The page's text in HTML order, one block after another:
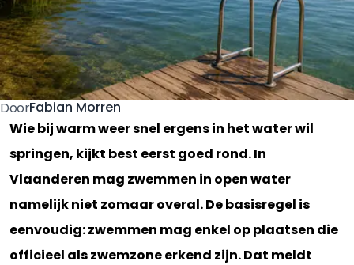
DoorFabian Morren
Wie bij warm weer snel ergens in het water wil
springen, kijkt best eerst goed rond. In
Vlaanderen mag zwemmen in open water
namelijk niet zomaar overal. De basisregel is
eenvoudig: zwemmen mag enkel op plaatsen die
officieel als zwemzone erkend zijn. Dat meldt